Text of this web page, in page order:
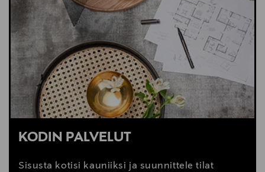
KODIN PALVELUT
Sisusta kotisi kauniiksi ja suunnittele tilat